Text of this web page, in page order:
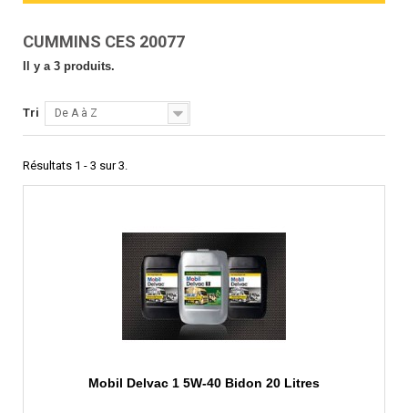
CUMMINS CES 20077
Il y a 3 produits.
Tri De A à Z
Résultats 1 - 3 sur 3.
Mobil Delvac 1 5W-40 Bidon 20 Litres